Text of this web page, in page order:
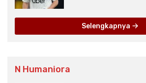
Selengkapnya
N Humaniora